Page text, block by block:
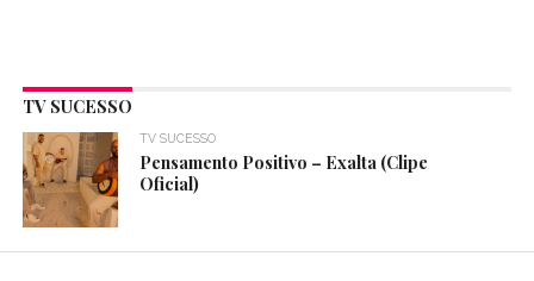
TV SUCESSO
TV SUCESSO
Pensamento Positivo – Exalta (Clipe
Oficial)